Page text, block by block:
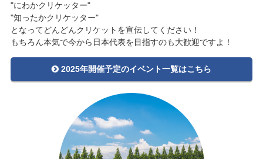
"にわかクリケッター"
"知ったかクリケッター"
となってどんどんクリケットを宣伝してください！
もちろん本気で今から日本代表を目指すのも大歓迎ですよ！
2025年開催予定のイベント一覧はこちら